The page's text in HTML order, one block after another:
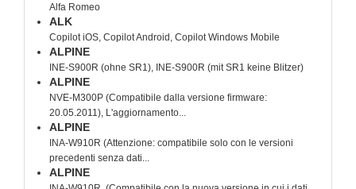
Alfa Romeo
ALK
Copilot iOS, Copilot Android, Copilot Windows Mobile
ALPINE
INE-S900R (ohne SR1), INE-S900R (mit SR1 keine Blitzer)
ALPINE
NVE-M300P (Compatibile dalla versione firmware:
20.05.2011), L'aggiornamento...
ALPINE
INA-W910R (Attenzione: compatibile solo con le versioni
precedenti senza dati...
ALPINE